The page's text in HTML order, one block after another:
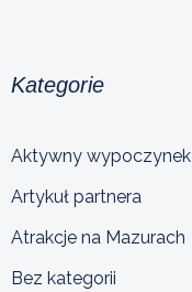
Kategorie
Aktywny wypoczynek
Artykuł partnera
Atrakcje na Mazurach
Bez kategorii